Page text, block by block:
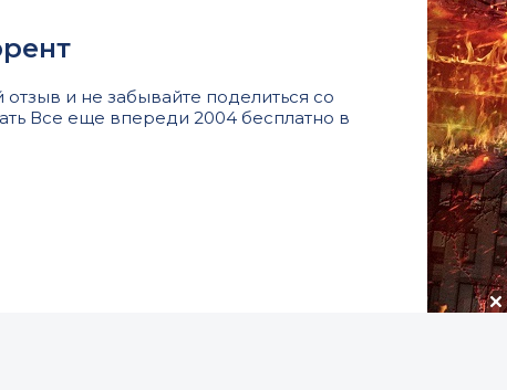
и не забывайте поделиться со
Все еще впереди 2004 бесплатно в